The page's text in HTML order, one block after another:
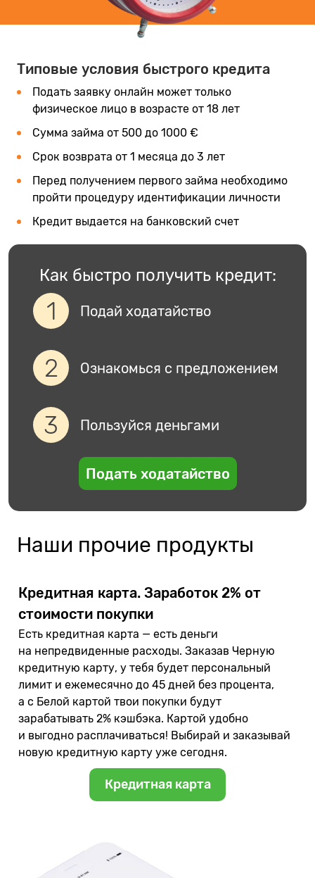
Типовые условия быстрого кредита
Подать заявку онлайн может только
физическое лицо в возрасте от 18 лет
Сумма займа от 500 до 1000 €
Срок возврата от 1 месяца до 3 лет
Перед получением первого займа необходимо
пройти процедуру идентификации личности
Кредит выдается на банковский счет
Как быстро получить кредит:
Подай ходатайство
Ознакомься с предложением
Пользуйся деньгами
Подать ходатайство
Наши прочие продукты
Кредитная карта. Заработок 2% от
стоимости покупки
Есть кредитная карта — есть деньги
на непредвиденные расходы. Заказав Черную
кредитную карту, у тебя будет персональный
лимит и ежемесячно до 45 дней без процента,
а с Белой картой твои покупки будут
зарабатывать 2% кэшбэка. Картой удобно
и выгодно расплачиваться! Выбирай и заказывай
новую кредитную карту уже сегодня.
Кредитная карта